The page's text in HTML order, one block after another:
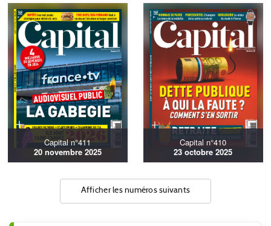
Capital n°411
20 novembre 2025
Capital n°410
23 octobre 2025
Afficher les numéros suivants